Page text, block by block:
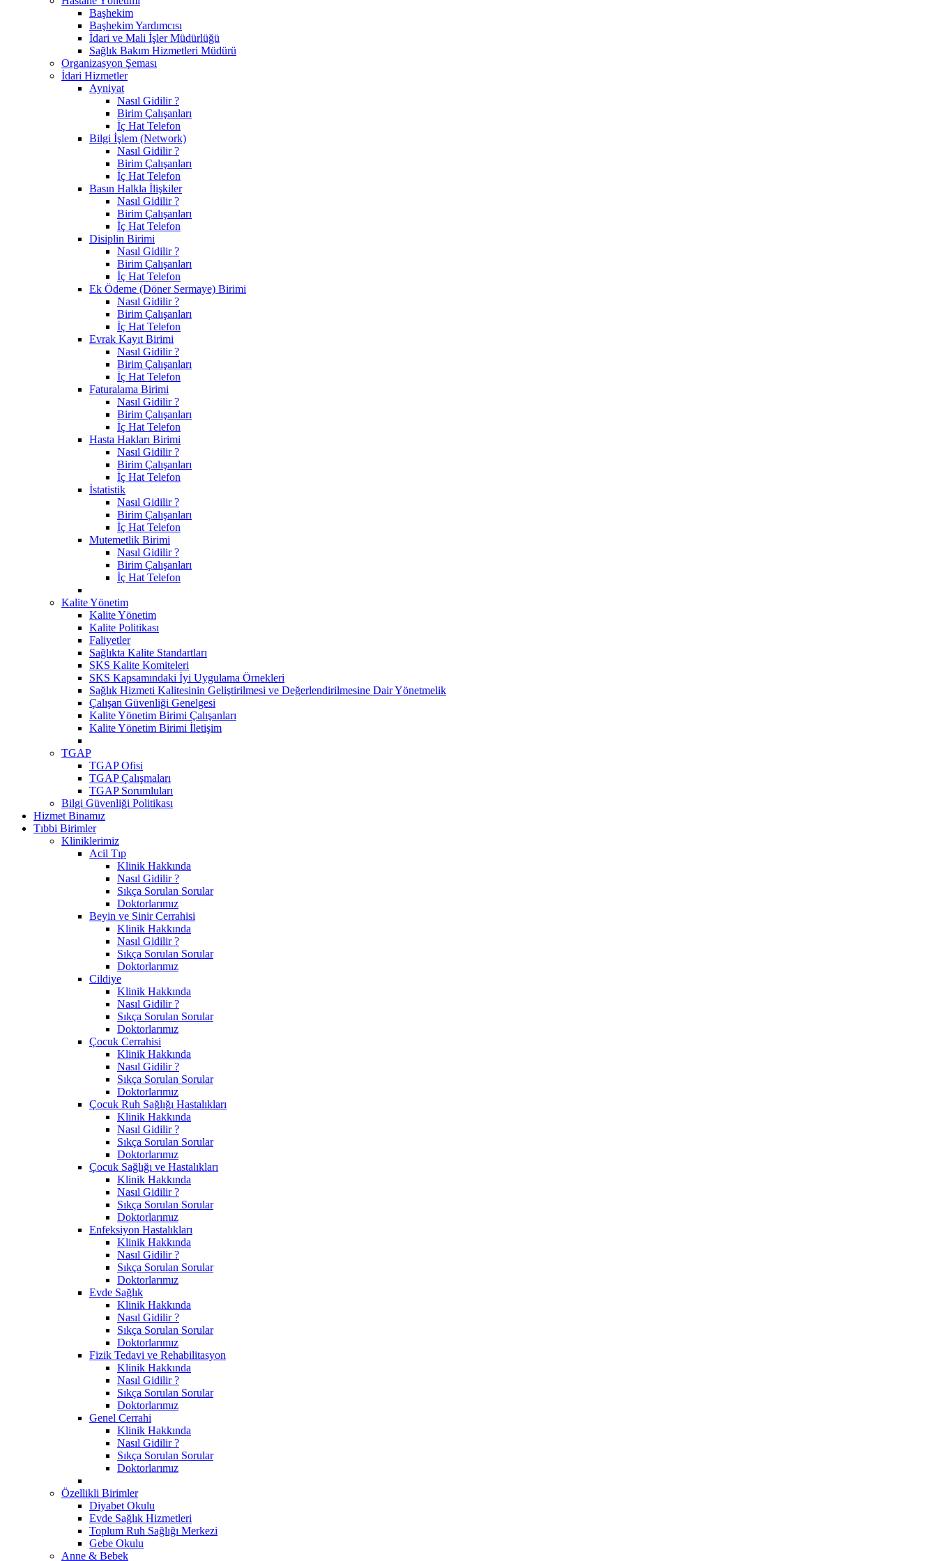
Başhekim
Başhekim Yardımcısı
İdari ve Mali İşler Müdürlüğü
Sağlık Bakım Hizmetleri Müdürü
Organizasyon Şeması
İdari Hizmetler
Ayniyat
Nasıl Gidilir ?
Birim Çalışanları
İç Hat Telefon
Bilgi İşlem (Network)
Nasıl Gidilir ?
Birim Çalışanları
İç Hat Telefon
Basın Halkla İlişkiler
Nasıl Gidilir ?
Birim Çalışanları
İç Hat Telefon
Disiplin Birimi
Nasıl Gidilir ?
Birim Çalışanları
İç Hat Telefon
Ek Ödeme (Döner Sermaye) Birimi
Nasıl Gidilir ?
Birim Çalışanları
İç Hat Telefon
Evrak Kayıt Birimi
Nasıl Gidilir ?
Birim Çalışanları
İç Hat Telefon
Faturalama Birimi
Nasıl Gidilir ?
Birim Çalışanları
İç Hat Telefon
Hasta Hakları Birimi
Nasıl Gidilir ?
Birim Çalışanları
İç Hat Telefon
İstatistik
Nasıl Gidilir ?
Birim Çalışanları
İç Hat Telefon
Mutemetlik Birimi
Nasıl Gidilir ?
Birim Çalışanları
İç Hat Telefon
Kalite Yönetim
Kalite Yönetim
Kalite Politikası
Faliyetler
Sağlıkta Kalite Standartları
SKS Kalite Komiteleri
SKS Kapsamındaki İyi Uygulama Örnekleri
Sağlık Hizmeti Kalitesinin Geliştirilmesi ve Değerlendirilmesine Dair Yönetmelik
Çalışan Güvenliği Genelgesi
Kalite Yönetim Birimi Çalışanları
Kalite Yönetim Birimi İletişim
TGAP
TGAP Ofisi
TGAP Çalışmaları
TGAP Sorumluları
Bilgi Güvenliği Politikası
Hizmet Binamız
Tıbbi Birimler
Kliniklerimiz
Acil Tıp
Klinik Hakkında
Nasıl Gidilir ?
Sıkça Sorulan Sorular
Doktorlarımız
Beyin ve Sinir Cerrahisi
Klinik Hakkında
Nasıl Gidilir ?
Sıkça Sorulan Sorular
Doktorlarımız
Cildiye
Klinik Hakkında
Nasıl Gidilir ?
Sıkça Sorulan Sorular
Doktorlarımız
Çocuk Cerrahisi
Klinik Hakkında
Nasıl Gidilir ?
Sıkça Sorulan Sorular
Doktorlarımız
Çocuk Ruh Sağlığı Hastalıkları
Klinik Hakkında
Nasıl Gidilir ?
Sıkça Sorulan Sorular
Doktorlarımız
Çocuk Sağlığı ve Hastalıkları
Klinik Hakkında
Nasıl Gidilir ?
Sıkça Sorulan Sorular
Doktorlarımız
Enfeksiyon Hastalıkları
Klinik Hakkında
Nasıl Gidilir ?
Sıkça Sorulan Sorular
Doktorlarımız
Evde Sağlık
Klinik Hakkında
Nasıl Gidilir ?
Sıkça Sorulan Sorular
Doktorlarımız
Fizik Tedavi ve Rehabilitasyon
Klinik Hakkında
Nasıl Gidilir ?
Sıkça Sorulan Sorular
Doktorlarımız
Genel Cerrahi
Klinik Hakkında
Nasıl Gidilir ?
Sıkça Sorulan Sorular
Doktorlarımız
Özellikli Birimler
Diyabet Okulu
Evde Sağlık Hizmetleri
Toplum Ruh Sağlığı Merkezi
Gebe Okulu
Anne & Bebek